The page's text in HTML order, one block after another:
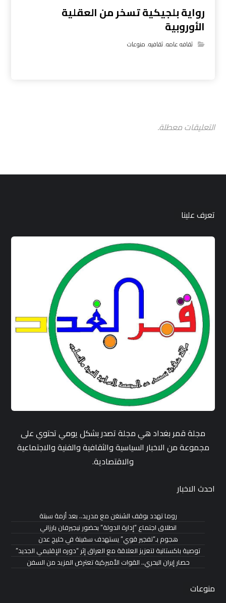
رواية بلجيكية تسخر من العقلية
الأوروبية
ثقافه عامه,ثقافيه,منوعات
التعليقات معطلة.
تعرف علينا
مجلة قمر بغداد هي مجلة تصدر بشكل يومي تحتوي على
مجموعة من الاخبار السياسية والثقافية والفنية والاجتماعية
والاقتصادية.
احدث الاخبار
روما تهدد بوقف الشنغن مع مدريد.. بعد أزمة سبتة
انطلاق اجتماع “إدارة الدولة” بحضور نيجيرفان بارزاني
هجوم بـ”تفجير قوي” يستهدف سفينة في خليج عدن
توصية باكستانية لتعزيز العلاقة مع العراق إثر “دوره الإقليمي الجديد”
حصار إيران البحري.. القوات الأميركية تعترض المزيد من السفن
منوعات